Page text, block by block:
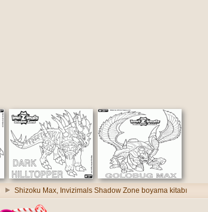
Shizoku Max, Invizimals Shadow Zone boyama kitabı